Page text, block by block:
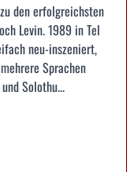
den erfolgreichsten
Levin. 1989 in Tel
neu-inszeniert,
Sprachen
Solothu...